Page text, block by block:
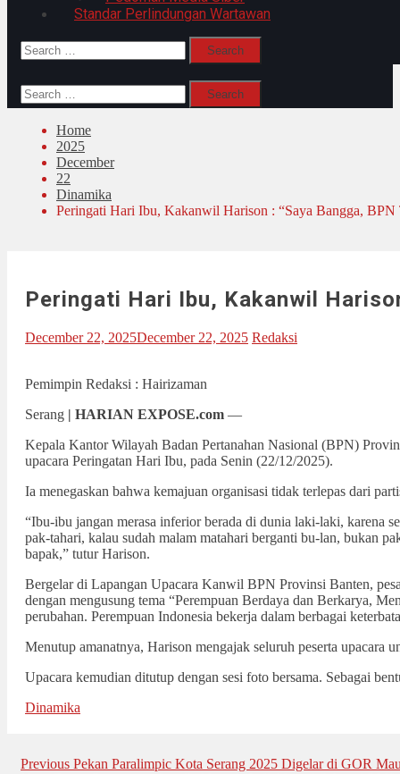
Standar Perlindungan Wartawan
Search
for:
Search
for:
Home
2025
December
22
Dinamika
Peringati Hari Ibu, Kakanwil Harison : “Saya Bangga,
Peringati Hari Ibu, Kakanwil
December 22, 2025December 22, 2025 Redaksi
Pemimpin Redaksi : Hairizaman
Serang | HARIAN EXPOSE.com —
Kepala Kantor Wilayah Badan Pertanahan Nasional (BPN)
upacara Peringatan Hari Ibu, pada Senin (22/12/2025).
Ia menegaskan bahwa kemajuan organisasi tidak terlepas dari
“Ibu-ibu jangan merasa inferior berada di dunia laki-laki, karena
pak-tahari, kalau sudah malam matahari berganti bu-lan, bukan
bapak,” tutur Harison.
Bergelar di Lapangan Upacara Kanwil BPN Provinsi Banten,
dengan mengusung tema “Perempuan Berdaya dan Berkarya,
perubahan. Perempuan Indonesia bekerja dalam berbagai
Menutup amanatnya, Harison mengajak seluruh peserta upacara
Upacara kemudian ditutup dengan sesi foto bersama. Sebagai
Dinamika
Post
Previous Previous
Pekan Paralimpic Kota Serang 2025 Digelar di GOR